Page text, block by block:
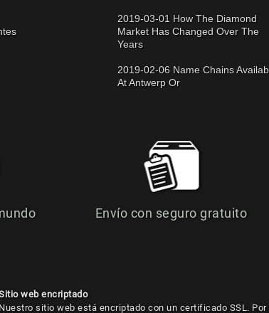
2019-03-01 How The Diamond
Market Has Changed Over The
Years
2019-02-06 Name Chains
At Antwerp Or
Envío con seguro gratuito
web encriptado
Nuestro sitio web está encriptado con un certificado SSL.